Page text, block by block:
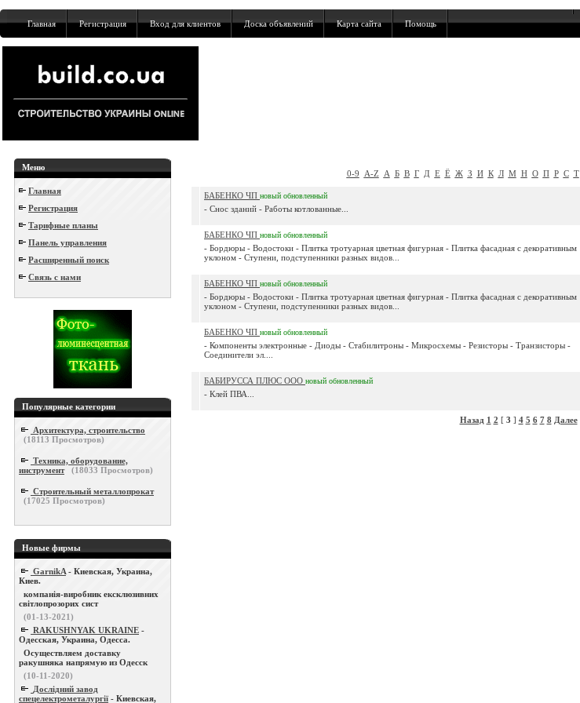
Главная Регистрация Вход для клиентов Доска объявлений Карта сайта Помощь
Меню
Главная
Регистрация
Тарифные планы
Панель управления
Расширенный поиск
Связь с нами
Популярные категории
Архитектура, строительство
(18113 Просмотров)
Техника, оборудование,
инструмент
(18033 Просмотров)
Строительный металлопрокат
(17025 Просмотров)
Новые фирмы
GarnikA - Киевская, Украина,
Киев.
компанія-виробник ексклюзивних
світлопрозорих сист
(01-13-2021)
RAKUSHNYAK UKRAINE -
Одесская, Украина, Одесса.
Осуществляем доставку
ракушняка напрямую из Одесск
(10-11-2020)
Дослідний завод
спецелектрометалургії - Киевская,
0-9 A-Z А Б В Г Д Е Ё Ж З И К Л М Н О П Р С Т
БАБЕНКО ЧП новый обновленный
- Снос зданий - Работы котлованные...
БАБЕНКО ЧП новый обновленный
- Бордюры - Водостоки - Плитка тротуарная цветная фигурная - Плитка фасадная с декоративным
уклоном - Ступени, подступенники разных видов...
БАБЕНКО ЧП новый обновленный
- Бордюры - Водостоки - Плитка тротуарная цветная фигурная - Плитка фасадная с декоративным
уклоном - Ступени, подступенники разных видов...
БАБЕНКО ЧП новый обновленный
- Компоненты электронные - Диоды - Стабилитроны - Микросхемы - Резисторы - Транзисторы -
Соединители эл....
БАБИРУССА ПЛЮС ООО новый обновленный
- Клей ПВА...
Назад 1 2 [ 3 ] 4 5 6 7 8 Далее